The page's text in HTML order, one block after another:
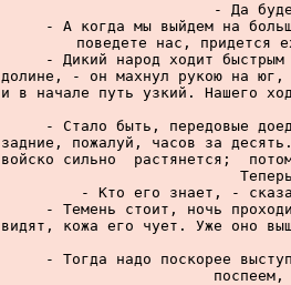
- Да
- А когда мы выйдем на
поведете нас, придется
- Дикий народ ходит
долине, - он махнул рукою на
и в начале путь узкий. Нашего
- Стало быть, передовые
задние, пожалуй, часов за
войско сильно  растянется;
- Кто его знает, -
- Темень стоит, ночь
видят, кожа его чует. Уже оно
- Тогда надо поскорее